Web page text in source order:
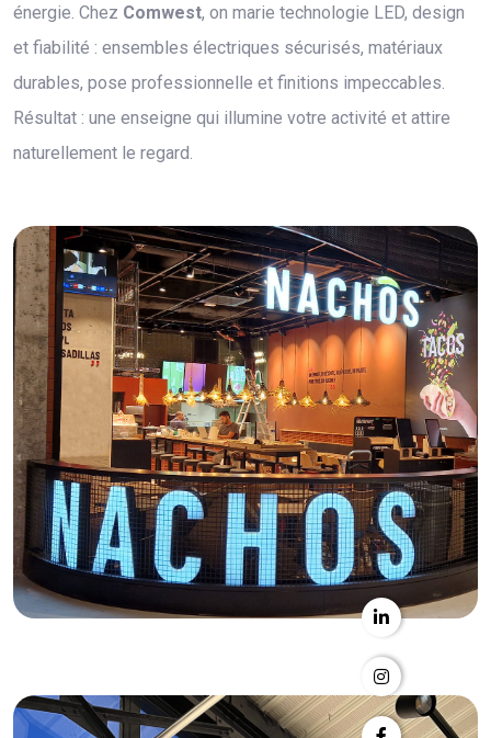
énergie. Chez Comwest, on marie technologie LED, design
et fiabilité : ensembles électriques sécurisés, matériaux
durables, pose professionnelle et finitions impeccables.
Résultat : une enseigne qui illumine votre activité et attire
naturellement le regard.